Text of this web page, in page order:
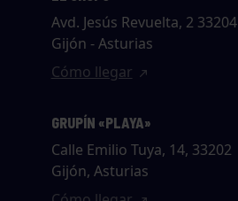
Avd. Jesús Revuelta, 2 33204
Gijón - Asturias
Cómo llegar
GRUPÍN «PLAYA»
Calle Emilio Tuya, 14, 33202
Gijón, Asturias